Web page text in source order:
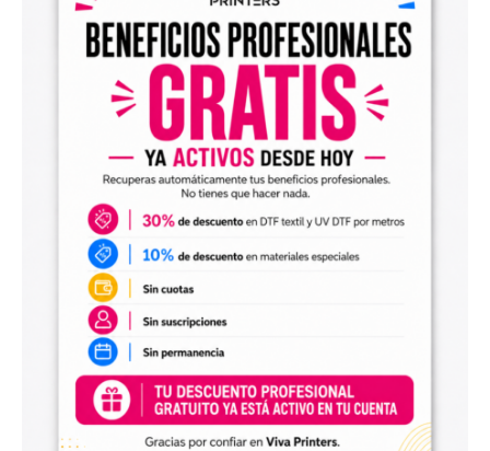
Diseños digitales para impresión UV DTF
También encontrarás diseños digitales para UV DTF
perfectos para personalizar vasos, botellas, termos, cajas,
envases, artículos promocionales y otras superficies rígidas
Estos diseños permiten incorporar nuevas opciones a tu
catálogo de personalización de objetos y preparar
producciones propias utilizando tu impresora UV DTF o tu
proveedor habitual de impresión.
Archivos digitales para negocios de
personalización
Comprar diseños digitales es una solución práctica para
profesionales que quieren ahorrar tiempo, renovar su
catálogo y ofrecer más variedad de productos a sus